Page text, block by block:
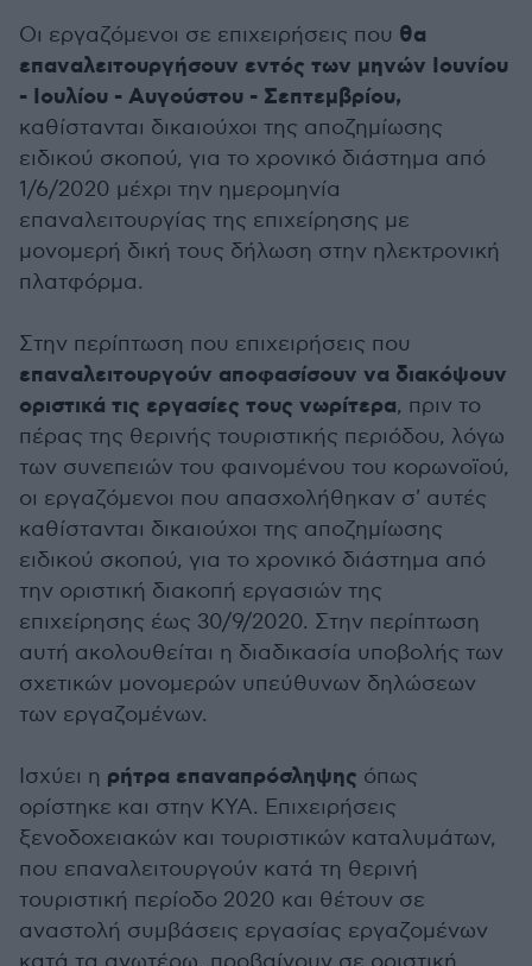
Οι εργαζόμενοι σε επιχειρήσεις που θα
επαναλειτουργήσουν εντός των μηνών Ιουνίου
- Ιουλίου - Αυγούστου - Σεπτεμβρίου,
καθίστανται δικαιούχοι της αποζημίωσης
ειδικού σκοπού, για το χρονικό διάστημα από
1/6/2020 μέχρι την ημερομηνία
επαναλειτουργίας της επιχείρησης με
μονομερή δική τους δήλωση στην ηλεκτρονική
πλατφόρμα.
Στην περίπτωση που επιχειρήσεις που
επαναλειτουργούν αποφασίσουν να διακόψουν
οριστικά τις εργασίες τους νωρίτερα, πριν το
πέρας της θερινής τουριστικής περιόδου, λόγω
των συνεπειών του φαινομένου του κορωνοϊού,
οι εργαζόμενοι που απασχολήθηκαν σ' αυτές
καθίστανται δικαιούχοι της αποζημίωσης
ειδικού σκοπού, για το χρονικό διάστημα από
την οριστική διακοπή εργασιών της
επιχείρησης έως 30/9/2020. Στην περίπτωση
αυτή ακολουθείται η διαδικασία υποβολής των
σχετικών μονομερών υπεύθυνων δηλώσεων
των εργαζομένων.
Ισχύει η ρήτρα επαναπρόσληψης όπως
ορίστηκε και στην ΚΥΑ. Επιχειρήσεις
ξενοδοχειακών και τουριστικών καταλυμάτων,
που επαναλειτουργούν κατά τη θερινή
τουριστική περίοδο 2020 και θέτουν σε
αναστολή συμβάσεις εργασίας εργαζομένων